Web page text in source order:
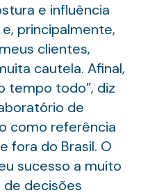
e influência
principalmente,
clientes,
cautela. Afinal,
tempo todo”, diz
de
como referência
fora do Brasil. O
sucesso a muito
decisões